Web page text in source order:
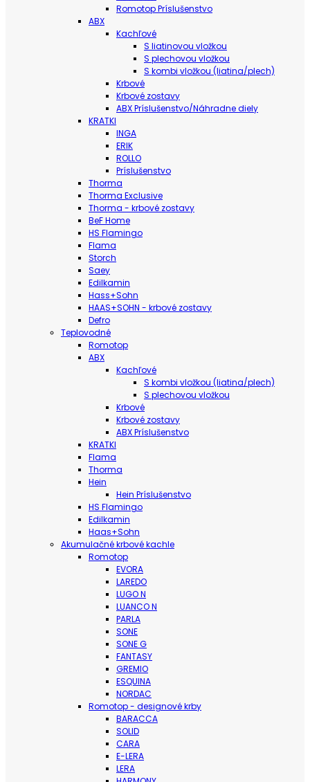
Romotop Príslušenstvo
ABX
Kachľové
S liatinovou vložkou
S plechovou vložkou
S kombi vložkou (liatina/plech)
Krbové
Krbové zostavy
ABX Príslušenstvo/Náhradne diely
KRATKI
INGA
ERIK
ROLLO
Príslušenstvo
Thorma
Thorma Exclusive
Thorma - krbové zostavy
BeF Home
HS Flamingo
Flama
Storch
Saey
Edilkamin
Hass+Sohn
HAAS+SOHN - krbové zostavy
Defro
Teplovodné
Romotop
ABX
Kachľové
S kombi vložkou (liatina/plech)
S plechovou vložkou
Krbové
Krbové zostavy
ABX Príslušenstvo
KRATKI
Flama
Thorma
Hein
Hein Príslušenstvo
HS Flamingo
Edilkamin
Haas+Sohn
Akumulačné krbové kachle
Romotop
EVORA
LAREDO
LUGO N
LUANCO N
PARLA
SONE
SONE G
FANTASY
GREMIO
ESQUINA
NORDAC
Romotop - designové krby
BARACCA
SOLID
CARA
E-LERA
LERA